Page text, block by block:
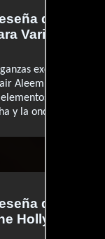
de
Variety
excéntrica,
Aleem es poco más
que
y la onda de su
de
Hollywood